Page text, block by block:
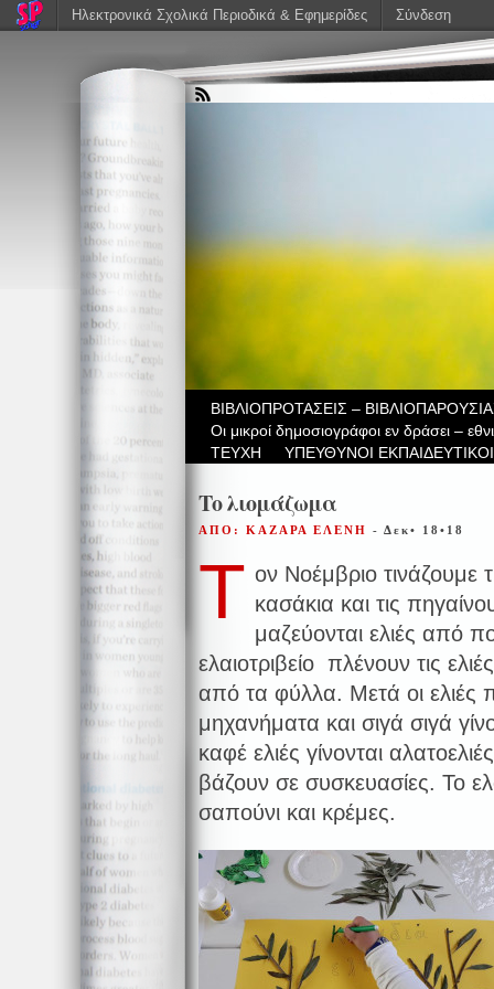
ΒIBΛΙΟΠΡΟΤΑΣΕΙΣ –
Οι μικροί δημοσιογράφοι εν δράσει –
ΤΕΥΧΗ
ΥΠΕΥΘΥΝΟΙ
Το λιομάζωμα
ΑΠΟ: ΚΑΖΑΡΑ ΕΛΕΝΗ - Δεκ• 18•18
Τ ον Νοέμβριο τινάζουμε
κασάκια και τις
μαζεύονται ελιές από
ελαιοτριβείο πλένουν τις
από τα φύλλα. Μετά οι
μηχανήματα και σιγά σιγά
καφέ ελιές γίνονται
βάζουν σε συσκευασίες. Το
σαπούνι και κρέμες.
Ηλεκτρονικά Σχολικά Περιοδικά & Εφημερίδες Σύνδεση